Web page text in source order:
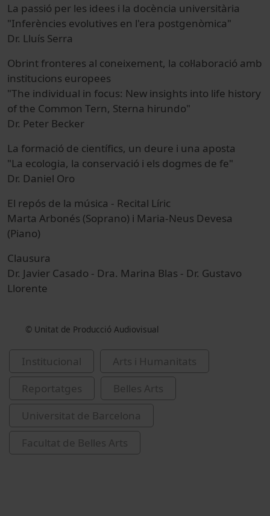
La passió per les idees i la docència universitària
"Inferències evolutives en l'era postgenòmica"
Dr. Lluís Serra
Obrint fronteres al coneixement, la col·laboració amb
institucions europees
"The individual in focus: New insights into life history
of the Common Tern, Sterna hirundo"
Dr. Peter Becker
La formació de científics, un deure i una aposta
"La ecologia, la conservació i els dogmes de fe"
Dr. Daniel Oro
El repós de la música - Recital Líric
Marta Arbonés (Soprano) i Maria-Neus Devesa
(Piano)
Clausura
Dr. Javier Casado - Dra. Marina Blas - Dr. Gustavo
Llorente
© Unitat de Producció Audiovisual
Institucional
Arts i Humanitats
Reportatges
Belles Arts
Universitat de Barcelona
Facultat de Belles Arts